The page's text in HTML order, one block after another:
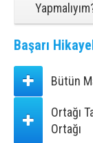
Başarı
Bütün
Ortağı
Ortağı